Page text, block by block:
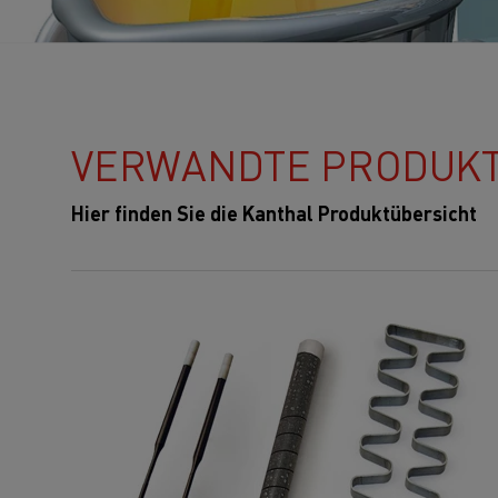
VERWANDTE
Hier finden Sie die Kanthal Produktübersicht